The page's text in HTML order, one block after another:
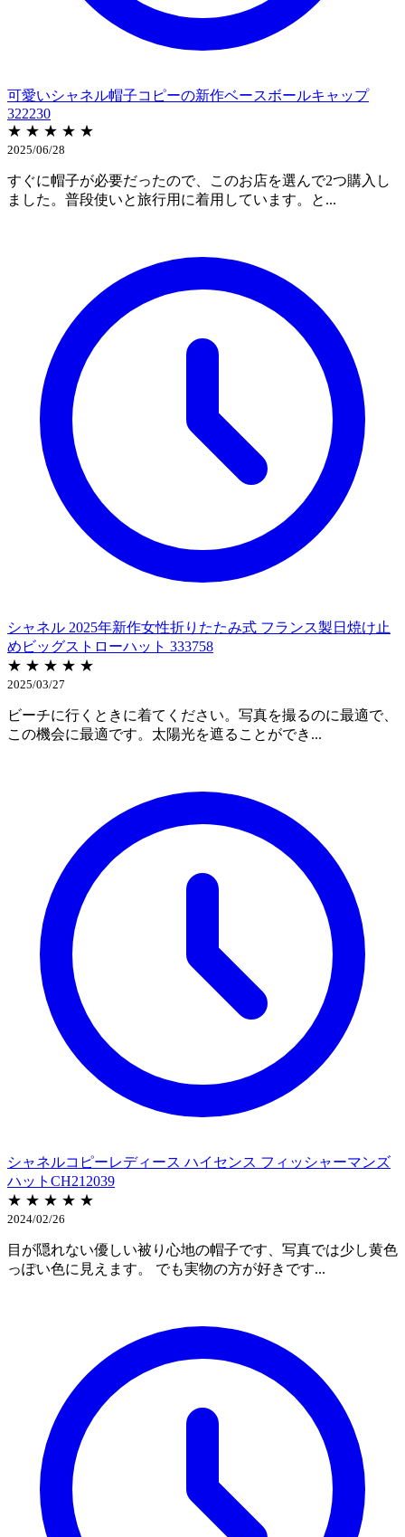
可愛いシャネル帽子コピーの新作ベースボールキャップ
322230
★ ★ ★ ★ ★
2025/06/28
すぐに帽子が必要だったので、このお店を選んで2つ購入し
ました。普段使いと旅行用に着用しています。と...
シャネル 2025年新作女性折りたたみ式 フランス製日焼け止
めビッグストローハット 333758
★ ★ ★ ★ ★
2025/03/27
ビーチに行くときに着てください。写真を撮るのに最適で、
この機会に最適です。太陽光を遮ることができ...
シャネルコピーレディース ハイセンス フィッシャーマンズ
ハットCH212039
★ ★ ★ ★ ★
2024/02/26
目が隠れない優しい被り心地の帽子です、写真では少し黄色
っぽい色に見えます。 でも実物の方が好きです...